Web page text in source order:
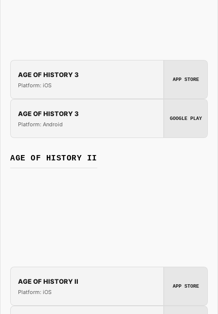
AGE OF HISTORY 3
Platform: iOS
APP STORE
AGE OF HISTORY 3
Platform: Android
GOOGLE PLAY
AGE OF HISTORY II
AGE OF HISTORY II
Platform: iOS
APP STORE